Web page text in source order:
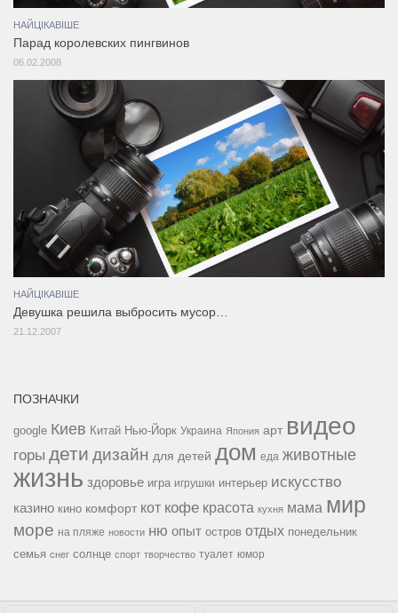
НАЙЦІКАВІШЕ
Парад королевских пингвинов
06.02.2008
НАЙЦІКАВІШЕ
Девушка решила выбросить мусор…
21.12.2007
ПОЗНАЧКИ
google Киев Китай Нью-Йорк Украина Япония арт видео
горы дети дизайн для детей дом еда животные
жизнь здоровье игра игрушки интерьер искусство
казино кино комфорт кот кофе красота кухня мама мир
море на пляже новости ню опыт остров отдых понедельник
семья снег солнце спорт творчество туалет юмор